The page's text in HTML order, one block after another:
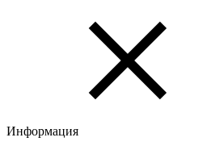
Информация